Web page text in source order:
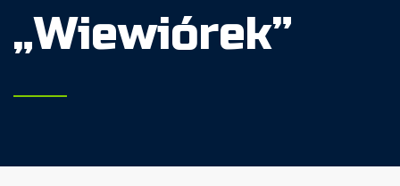
„Wiewiórek”